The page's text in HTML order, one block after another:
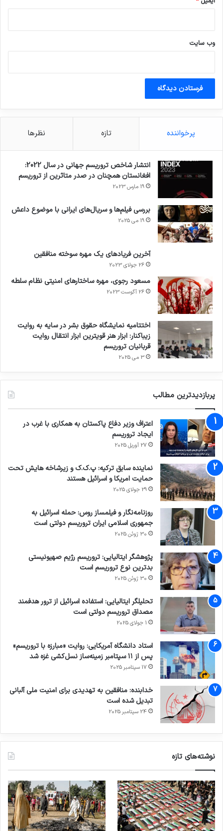
وب‌ سایت
پرخواننده تازه نظرها
انتشار شاخص تروریسم جهانی در سال 2022:
افغانستان همچنان در صدر متاثرین از تروریسم
19 مارس 2023
بررسی فیلم‌ها و سریال‌های ایرانی با موضوع داعش
19 می 2025
آخرین فریادهای یک مهره سوخته منافقین
26 جولای 2023
مسعود رجوی، مهره ساختارهای امنیتی نظام سلطه
26 آگوست 2023
اختتامیه نمایشگاه حقوق بشر در سایه به روایت
زیباکنار: ابزار هنر قویترین ابزار انتقال روایت
قربانیان تروریسم
3 می 2025
پربازدیدترین مطالب
اعتراف وزیر دفاع پاکستان به همکاری با غرب در
ایجاد تروریسم
27 آوریل 2025
نماینده سابق ترکیه: پ.ک.ک و زیرشاخه هایش تحت
حمایت امریکا و اسرائیل هستند
29 جولای 2025
روزنامه‌نگار و فیلمساز روس: حمله اسرائیل به
جمهوری اسلامی ایران تروریسم دولتی است
30 ژوئن 2025
پژوهشگر ایتالیایی: تروریسم رژیم صهیونیستی
بدترین نوع تروریسم است
30 ژوئن 2025
تحلیلگر ایتالیایی: استفاده اسرائیل از ترور هدفمند
مصداق تروریسم دولتی است
1 جولای 2025
استاد دانشگاه آمریکایی: روایت «مبارزه با تروریسم»
پس از ۱۱ سپتامبر زمینه‌ساز نسل‌کشی غزه شد
17 سپتامبر 2025
خدابنده: منافقین به تهدیدی برای امنیت ملی آلبانی
تبدیل شده است
24 سپتامبر 2025
نوشته‌های تازه